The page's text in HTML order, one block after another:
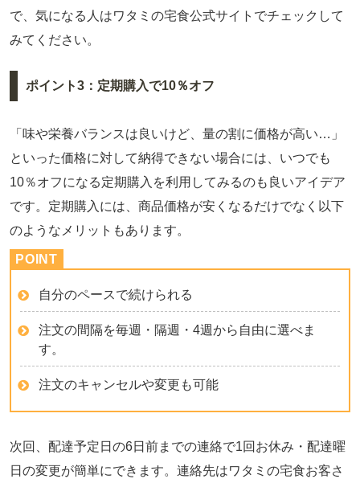
で、気になる人はワタミの宅食公式サイトでチェックして
みてください。
ポイント3：定期購入で10％オフ
「味や栄養バランスは良いけど、量の割に価格が高い…」
といった価格に対して納得できない場合には、いつでも
10％オフになる定期購入を利用してみるのも良いアイデア
です。定期購入には、商品価格が安くなるだけでなく以下
のようなメリットもあります。
自分のペースで続けられる
注文の間隔を毎週・隔週・4週から自由に選べま
す。
注文のキャンセルや変更も可能
次回、配達予定日の6日前までの連絡で1回お休み・配達曜
日の変更が簡単にできます。連絡先はワタミの宅食お客さ